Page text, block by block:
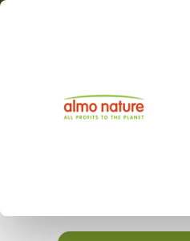
Choose another country